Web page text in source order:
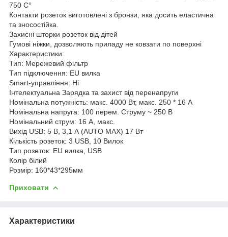
750 C°
Контакти розеток виготовлені з бронзи, яка досить еластична
та зносостійка.
Захисні шторки розеток від дітей
Гумові ніжки, дозволяють приладу не ковзати по поверхні
Характеристики:
Тип: Мережевий фільтр
Тип підключення: EU вилка
Smart-управління: Ні
Інтелектуальна Зарядка та захист від перенапруги
Номінальна потужність: макс. 4000 Вт, макс. 250 * 16 А
Номінальна напруга: 100 перем. Струму ~ 250 В
Номінальний струм: 16 А, макс.
Вихід USB: 5 В, 3,1 А (AUTO MAX) 17 Вт
Кількість розеток: 3 USB, 10 Вилок
Тип розеток: EU вилка, USB
Колір білий
Розмір: 160*43*295мм
Приховати
Характеристики